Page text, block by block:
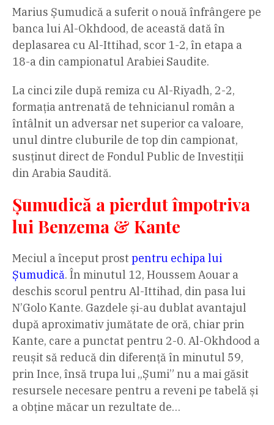
Marius Șumudică a suferit o nouă înfrângere pe
banca lui Al-Okhdood, de această dată în
deplasarea cu Al-Ittihad, scor 1-2, în etapa a
18-a din campionatul Arabiei Saudite.
La cinci zile după remiza cu Al-Riyadh, 2-2,
formația antrenată de tehnicianul român a
întâlnit un adversar net superior ca valoare,
unul dintre cluburile de top din campionat,
susținut direct de Fondul Public de Investiții
din Arabia Saudită.
Șumudică a pierdut împotriva
lui Benzema & Kante
Meciul a început prost pentru echipa lui
Șumudică. În minutul 12, Houssem Aouar a
deschis scorul pentru Al-Ittihad, din pasa lui
N’Golo Kante. Gazdele și-au dublat avantajul
după aproximativ jumătate de oră, chiar prin
Kante, care a punctat pentru 2-0. Al-Okhdood a
reușit să reducă din diferență în minutul 59,
prin Ince, însă trupa lui „Șumi” nu a mai găsit
resursele necesare pentru a reveni pe tabelă și
a obține măcar un rezultate de…